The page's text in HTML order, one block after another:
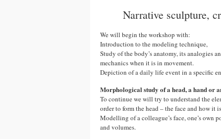
Narrative sculpture,
We will begin the workshop with:
Introduction to the modeling technique,
Study of the body’s anatomy, its analogies
mechanics when it is in movement.
Depiction of a daily life event in a specific
Morphological study of a head, a hand or
To continue we will try to understand the
order to form the head – the face and how it
Modelling of a colleague’s face, one’s own
and volumes.